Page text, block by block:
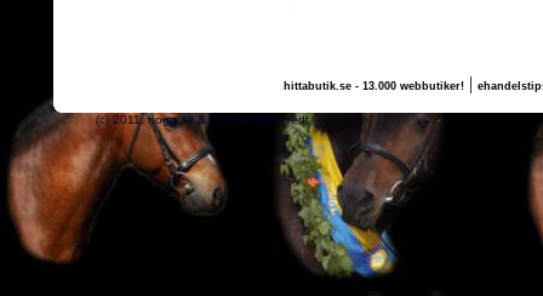
hittabutik.se - 13.000 webbutiker!|
(c) 2011, nogg.se & Camilla Maurtvedt